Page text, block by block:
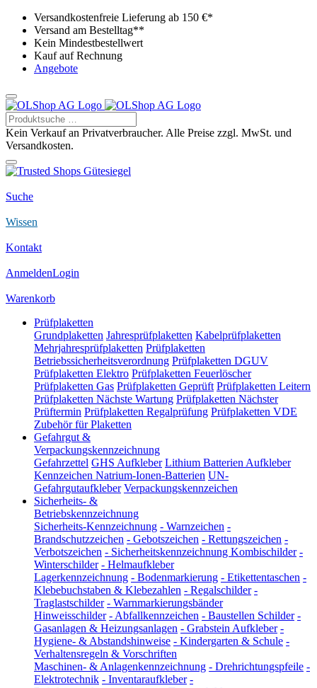
Versandkostenfreie Lieferung ab 150 €*
Versand am Bestelltag**
Kein Mindestbestellwert
Kauf auf Rechnung
Angebote
Kein Verkauf an Privatverbraucher. Alle Preise zzgl. MwSt. und
Versandkosten.
Suche
Wissen
Kontakt
AnmeldenLogin
Warenkorb
Prüfplaketten
Grundplaketten Jahresprüfplaketten Kabelprüfplaketten
Mehrjahresprüfplaketten Prüfplaketten
Betriebssicherheitsverordnung Prüfplaketten DGUV
Prüfplaketten Elektro Prüfplaketten Feuerlöscher
Prüfplaketten Gas Prüfplaketten Geprüft Prüfplaketten Leitern
Prüfplaketten Nächste Wartung Prüfplaketten Nächster
Prüftermin Prüfplaketten Regalprüfung Prüfplaketten VDE
Zubehör für Plaketten
Gefahrgut &
Verpackungskennzeichnung
Gefahrzettel GHS Aufkleber Lithium Batterien Aufkleber
Kennzeichen Natrium-Ionen-Batterien UN-
Gefahrgutaufkleber Verpackungskennzeichen
Sicherheits- &
Betriebskennzeichnung
Sicherheits-Kennzeichnung - Warnzeichen -
Brandschutzzeichen - Gebotszeichen - Rettungszeichen -
Verbotszeichen - Sicherheitskennzeichnung Kombischilder -
Winterschilder - Helmaufkleber
Lagerkennzeichnung - Bodenmarkierung - Etikettentaschen -
Klebebuchstaben & Klebezahlen - Regalschilder -
Traglastschilder - Warnmarkierungsbänder
Hinweisschilder - Abfallkennzeichen - Baustellen Schilder -
Gasanlagen & Heizungsanlagen - Grabstein Aufkleber -
Hygiene- & Abstandshinweise - Kindergarten & Schule -
Verhaltensregeln & Vorschriften
Maschinen- & Anlagenkennzeichnung - Drehrichtungspfeile -
Elektrotechnik - Inventaraufkleber -